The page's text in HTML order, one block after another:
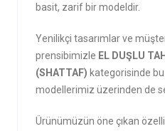
basit, zarif bir modeldir.
Yenilikçi tasarımlar ve
prensibimizle EL DUŞLU
(SHATTAF) kategorisinde
modellerimiz üzerinden de
Ürünümüzün öne çıkan